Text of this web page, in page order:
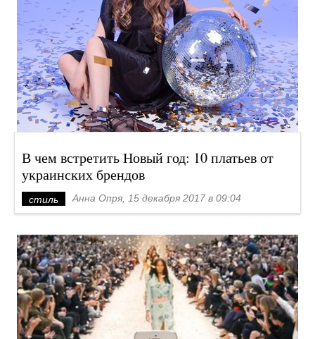
В чем встретить Новый год: 10 платьев от
украинских брендов
стиль Анна Опря, 15 декабря 2017 в 09:04